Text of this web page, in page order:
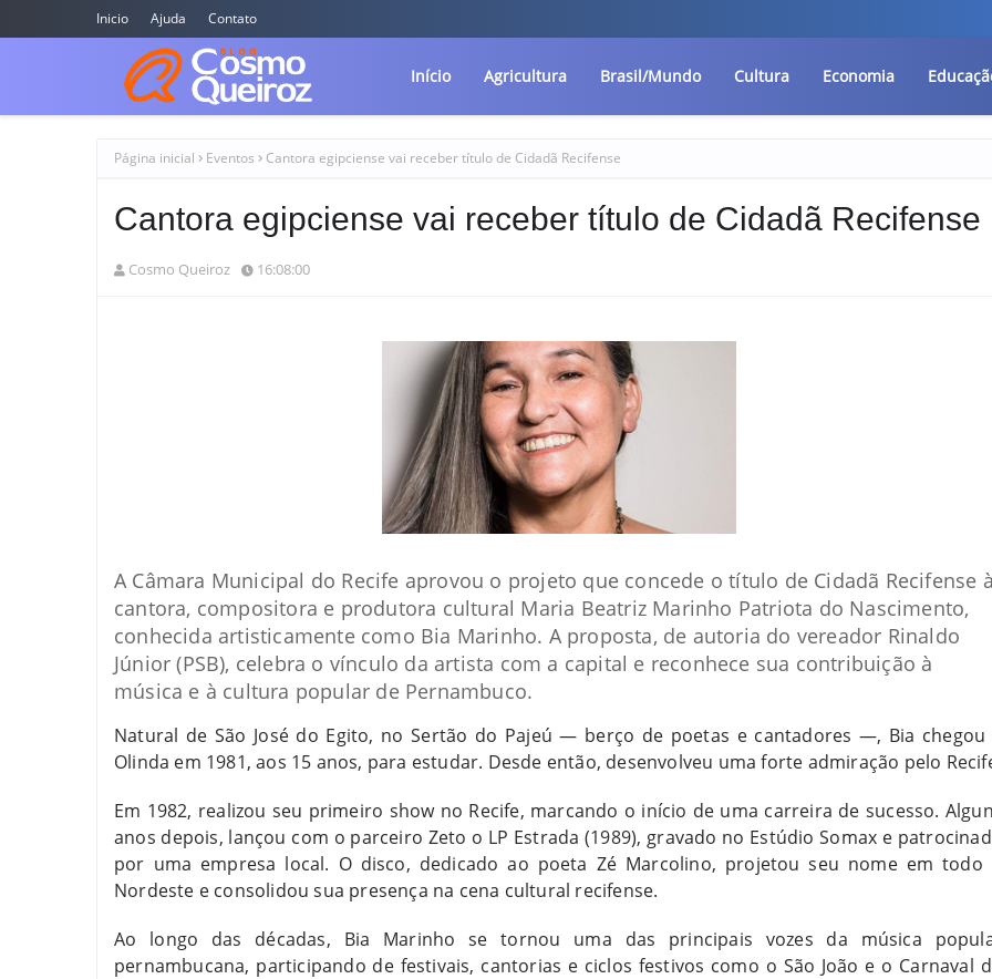
Inicio Ajuda Contato
Início Agricultura Brasil/Mundo Cultura Economia
Página inicial Eventos Cantora egipciense vai receber título de Cidadã Recifense
Cantora egipciense vai receber título de Cidadã Recifense
Cosmo Queiroz 16:08:00
A Câmara Municipal do Recife aprovou o projeto que concede o título de Cidadã Recifense
cantora, compositora e produtora cultural Maria Beatriz Marinho Patriota do Nascimento,
conhecida artisticamente como Bia Marinho. A proposta, de autoria do vereador Rinaldo
Júnior (PSB), celebra o vínculo da artista com a capital e reconhece sua contribuição à
música e à cultura popular de Pernambuco.
Natural de São José do Egito, no Sertão do Pajeú — berço de poetas e cantadores —, Bia chegou
Olinda em 1981, aos 15 anos, para estudar. Desde então, desenvolveu uma forte admiração pelo
Em 1982, realizou seu primeiro show no Recife, marcando o início de uma carreira de sucesso.
anos depois, lançou com o parceiro Zeto o LP Estrada (1989), gravado no Estúdio Somax e
por uma empresa local. O disco, dedicado ao poeta Zé Marcolino, projetou seu nome em todo
Nordeste e consolidou sua presença na cena cultural recifense.
Ao longo das décadas, Bia Marinho se tornou uma das principais vozes da música
pernambucana, participando de festivais, cantorias e ciclos festivos como o São João e o Carnaval